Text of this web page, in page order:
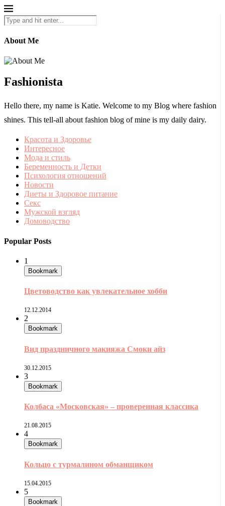
About Me
Fashionista
Hello there, my name is Katie. Welcome to my Blog where fashion
shines. This tell-all about fashion blog of mine is my daily dairy.
Красота и Здоровье
Интересное
Мода и стиль
Беременность и Детки
Психология отношений
Новости
Диеты и Здоровое питание
Секс
Мужской взгляд
Домоводство
Popular Posts
1
Bookmark
Цветоводство как увлекательное хобби
12.12.2014
2
Bookmark
Вид праздничного макияжа Смоки айз
30.12.2015
3
Bookmark
Колбаса «Московская» – проверенная классика
21.08.2015
4
Bookmark
Кольцо с турмалином обманщиком
15.04.2015
5
Bookmark